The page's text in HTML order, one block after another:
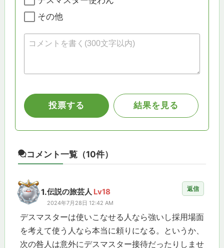
コメント一覧（10件）
1.伝説の旅芸人 Lv18
2024年7月28日 12:42 AM
デスマスターは使いこなせる人なら強いし採用場面
を考えて使う人なら本当に頼りになる。というか、
次の咎人は意外にデスマスター接待だったりしませ
返信